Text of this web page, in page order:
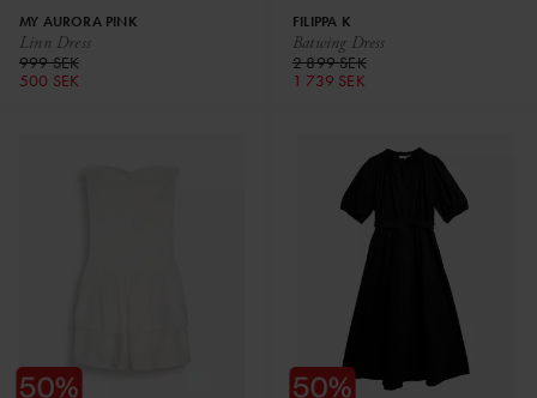
Linn Dress
MY AURORA PINK
999 SEK
500 SEK
Batwing Dress
FILIPPA K
2 899 SEK
1 739 SEK